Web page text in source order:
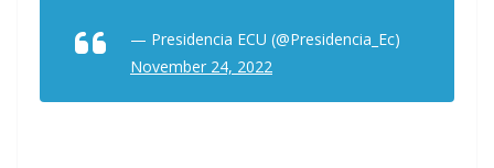
— Presidencia ECU (@Presidencia_Ec)
November 24, 2022